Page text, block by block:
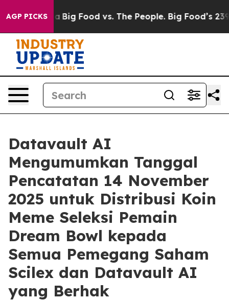
AGP PICKS
Media Big Food vs. The People. Big Food’s 239
Datavault AI
Mengumumkan Tanggal
Pencatatan 14 November
2025 untuk Distribusi Koin
Meme Seleksi Pemain
Dream Bowl kepada
Semua Pemegang Saham
Scilex dan Datavault AI
yang Berhak